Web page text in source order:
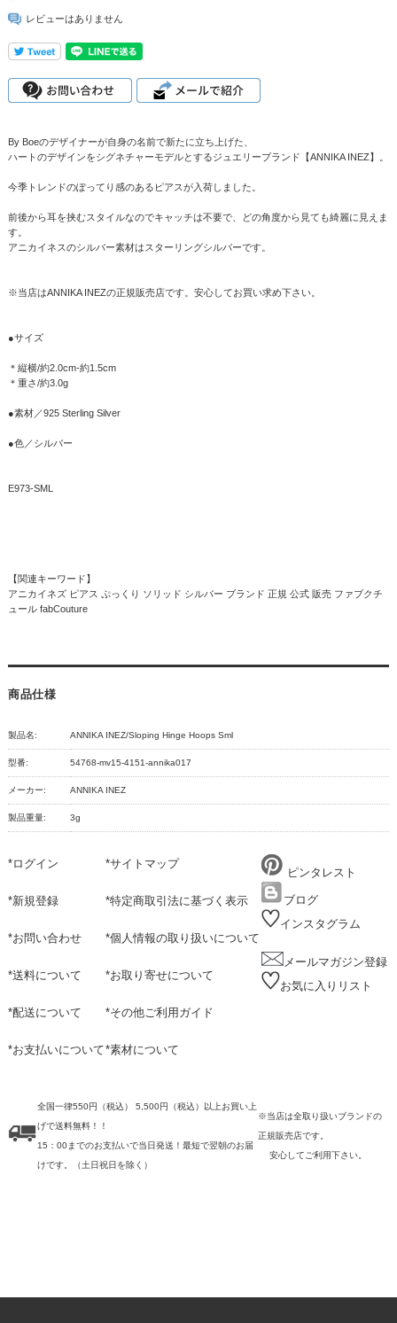
レビューはありません
By Boeのデザイナーが自身の名前で新たに立ち上げた、
ハートのデザインをシグネチャーモデルとするジュエリーブランド【ANNIKA INEZ】。
今季トレンドのぽってり感のあるピアスが入荷しました。
前後から耳を挟むスタイルなのでキャッチは不要で、どの角度から見ても綺麗に見えま
す。
アニカイネスのシルバー素材はスターリングシルバーです。
※当店はANNIKA INEZの正規販売店です。安心してお買い求め下さい。
●サイズ
＊縦横/約2.0cm-約1.5cm
＊重さ/約3.0g
●素材／925 Sterling Silver
●色／シルバー
E973-SML
【関連キーワード】
アニカイネズ ピアス ぷっくり ソリッド シルバー ブランド 正規 公式 販売 ファブクチ
ュール fabCouture
商品仕様
製品名: ANNIKA INEZ/Sloping Hinge Hoops Sml
型番: 54768-mv15-4151-annika017
メーカー: ANNIKA INEZ
製品重量: 3g
*ログイン
*新規登録
*お問い合わせ
*送料について
*配送について
*お支払いについて
*サイトマップ
*特定商取引法に基づく表示
*個人情報の取り扱いについて
*お取り寄せについて
*その他ご利用ガイド
*素材について
ピンタレスト
ブログ
インスタグラム
メールマガジン登録
お気に入りリスト
全国一律550円（税込） 5,500円（税込）以上お買い上
げで送料無料！！
15：00までのお支払いで当日発送！最短で翌朝のお届
けです。
（土日祝日を除く）
※当店は全取り扱いブランドの
正規販売店です。
安心してご利用下さい。